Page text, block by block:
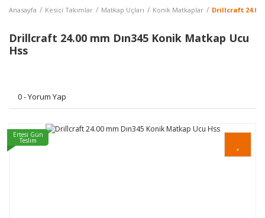
Anasayfa Kesici Takımlar Matkap Uçları Konik Matkaplar Drillcraft 24.00
Drillcraft 24.00 mm Dın345 Konik Matkap Ucu
Hss
0 - Yorum Yap
Ertesi Gün
Teslim